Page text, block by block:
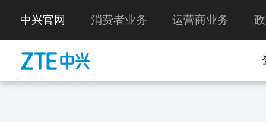
中兴官网 消费者业务 运营商业务